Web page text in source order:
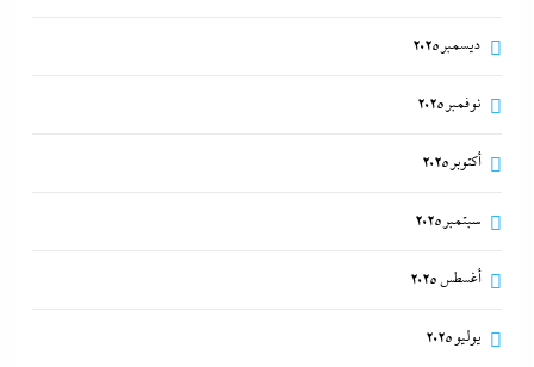
تفاصيل الاتفاق العُماني-الإيراني المرتقب لإدارة الملاحة
6 أغسطس، 2026
ديسمبر 2025
نوفمبر 2025
أكتوبر 2025
سبتمبر 2025
أغسطس 2025
يوليو 2025